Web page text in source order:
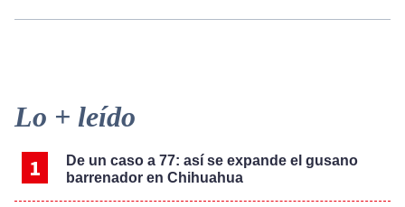
Primary
Sidebar
Lo + leído
De un caso a 77: así se expande el gusano
barrenador en Chihuahua